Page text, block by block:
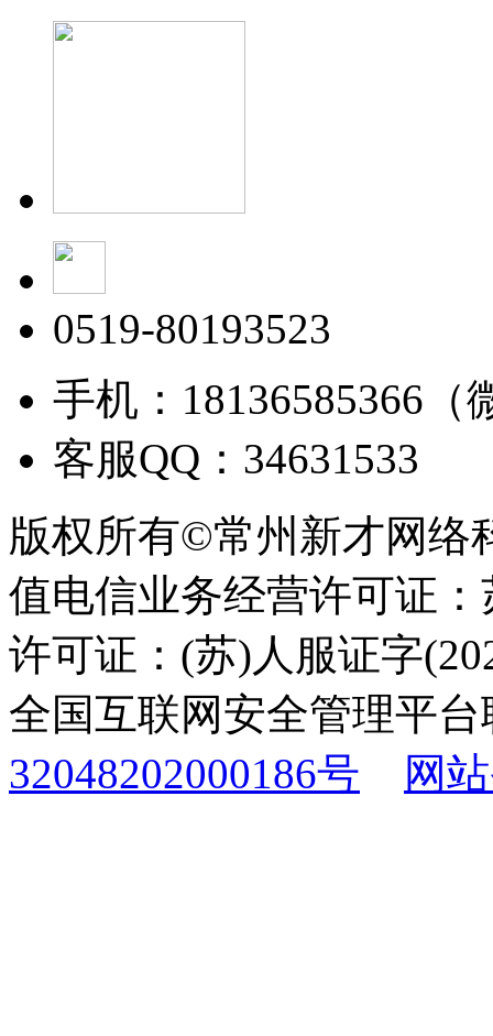
0519-80193523
手机：18136585366（
客服QQ：34631533
版权所有©常州新才网络
值电信业务经营许可证
许可证：(苏)人服证字
全国互联网安全管理平
32048202000186号
网